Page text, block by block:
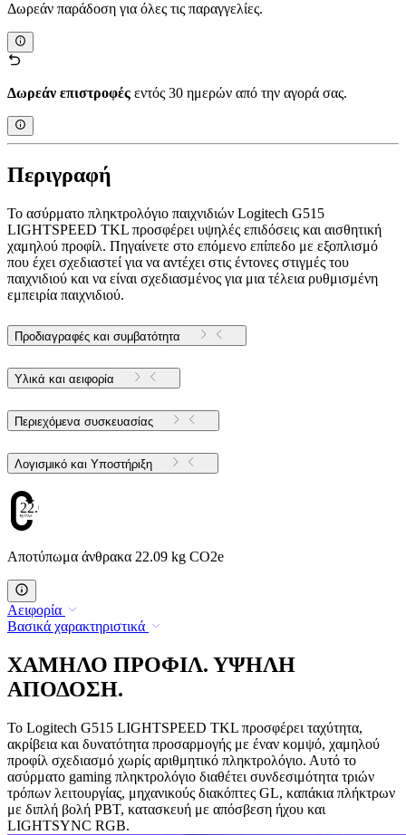
Δωρεάν παράδοση για όλες τις παραγγελίες.
Δωρεάν επιστροφές εντός 30 ημερών από την αγορά σας.
Περιγραφή
Το ασύρματο πληκτρολόγιο παιχνιδιών Logitech G515
LIGHTSPEED TKL προσφέρει υψηλές επιδόσεις και αισθητική
χαμηλού προφίλ. Πηγαίνετε στο επόμενο επίπεδο με εξοπλισμό
που έχει σχεδιαστεί για να αντέχει στις έντονες στιγμές του
παιχνιδιού και να είναι σχεδιασμένος για μια τέλεια ρυθμισμένη
εμπειρία παιχνιδιού.
Προδιαγραφές και συμβατότητα
Υλικά και αειφορία
Περιεχόμενα συσκευασίας
Λογισμικό και Υποστήριξη
22.09
Αποτύπωμα άνθρακα 22.09 kg CO2e
Αειφορία
Βασικά χαρακτηριστικά
ΧΑΜΗΛΟ ΠΡΟΦΙΛ. ΥΨΗΛΗ
ΑΠΟΔΟΣΗ.
Το Logitech G515 LIGHTSPEED TKL προσφέρει ταχύτητα,
ακρίβεια και δυνατότητα προσαρμογής με έναν κομψό, χαμηλού
προφίλ σχεδιασμό χωρίς αριθμητικό πληκτρολόγιο. Αυτό το
ασύρματο gaming πληκτρολόγιο διαθέτει συνδεσιμότητα τριών
τρόπων λειτουργίας, μηχανικούς διακόπτες GL, καπάκια πλήκτρων
με διπλή βολή PBT, κατασκευή με απόσβεση ήχου και
LIGHTSYNC RGB.